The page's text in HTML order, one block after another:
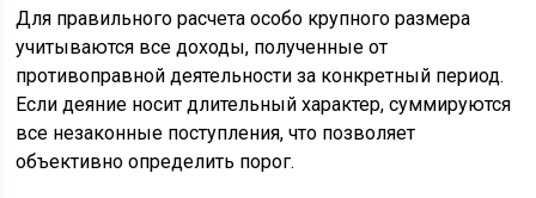
Для правильного расчета особо крупного размера
учитываются все доходы, полученные от
противоправной деятельности за конкретный период.
Если деяние носит длительный характер, суммируются
все незаконные поступления, что позволяет
объективно определить порог.